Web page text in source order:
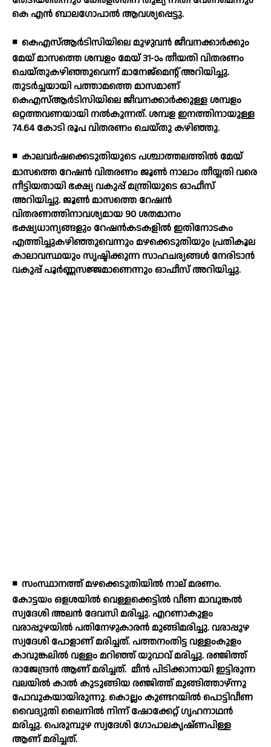
കെ എന്‍ ബാലഗോപാല്‍ ആവശ്യപ്പെട്ടു.
◾ കെഎസ്ആര്‍ടിസിയിലെ മുഴുവന്‍ ജീവനക്കാര്‍ക്കും
മേയ് മാസത്തെ ശമ്പളം മേയ് 31-ാം തീയതി വിതരണം
ചെയ്തുകഴിഞ്ഞുവെന്ന് മാനേജ്മെന്റ് അറിയിച്ചു.
തുടര്‍ച്ചയായി പത്താമത്തെ മാസമാണ്
കെഎസ്ആര്‍ടിസിയിലെ ജീവനക്കാര്‍ക്കുള്ള ശമ്പളം
ഒറ്റത്തവണയായി നല്‍കുന്നത്. ശമ്പള ഇനത്തിനായുള്ള
74.64 കോടി രൂപ വിതരണം ചെയ്തു കഴിഞ്ഞു.
◾ കാലവര്‍ഷക്കെടുതിയുടെ പശ്ചാത്തലത്തില്‍ മേയ്
മാസത്തെ റേഷന്‍ വിതരണം ജൂണ്‍ നാലാം തീയ്യതി വരെ
നീട്ടിയതായി ഭക്ഷ്യ വകുപ്പ് മന്ത്രിയുടെ ഓഫീസ്
അറിയിച്ചു. ജൂണ്‍ മാസത്തെ റേഷന്‍
വിതരണത്തിനാവശ്യമായ 90 ശതമാനം
ഭക്ഷ്യധാന്യങ്ങളും റേഷന്‍കടകളില്‍ ഇതിനോടകം
എത്തിച്ചുകഴിഞ്ഞുവെന്നും മഴക്കെടുതിയും പ്രതികൂല
കാലാവസ്ഥയും സൃഷ്ടിക്കുന്ന സാഹചര്യങ്ങള്‍ നേരിടാന്‍
വകുപ്പ് പൂര്‍ണ്ണസജ്ജമാണെന്നും ഓഫീസ് അറിയിച്ചു.
◾ സംസ്ഥാനത്ത് മഴക്കെടുതിയില്‍ നാല് മരണം.
കോട്ടയം ഒളശയില്‍ വെള്ളക്കെട്ടില്‍ വീണ മാവുങ്കല്‍
സ്വദേശി അലന്‍ ദേവസി മരിച്ചു. എറണാകുളം
വരാപ്പുഴയില്‍ പതിനേഴുകാരന്‍ മുങ്ങിമരിച്ചു. വരാപ്പുഴ
സ്വദേശി പോളാണ് മരിച്ചത്. പത്തനംതിട്ട വള്ളംകുളം
കാവുങ്കലില്‍ വള്ളം മറിഞ്ഞ് യുവാവ് മരിച്ചു. രഞ്ജിത്ത്
രാജേന്ദ്രന്‍ ആണ് മരിച്ചത്. മീന്‍ പിടിക്കാനായി ഇട്ടിരുന്ന
വലയില്‍ കാല്‍ കുടുങ്ങിയ രഞ്ജിത്ത് മുങ്ങിത്താഴ്ന്നു
പോവുകയായിരുന്നു. കൊല്ലം കുണ്ടറയില്‍ പൊട്ടിവീണ
വൈദ്യുതി ലൈനില്‍ നിന്ന് ഷോക്കേറ്റ് ഗൃഹനാഥന്‍
മരിച്ചു. പെരുമ്പുഴ സ്വദേശി ഗോപാലകൃഷ്ണപിള്ള
ആണ് മരിച്ചത്.